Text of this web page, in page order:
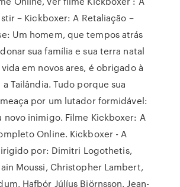
– Kickboxer: A Retaliação –
Um homem, que tempos atrás
sua família e sua terra natal
em novos ares, é obrigado à
Tailândia. Tudo porque sua
por um lutador formidável:
novo inimigo. Filme Kickboxer: A
Online. Kickboxer - A
por: Dimitri Logothetis,
Moussi, Christopher Lambert,
Hafþór Júlíus Björnsson, Jean-